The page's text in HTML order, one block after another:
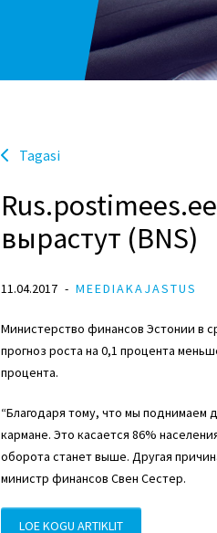
Tagasi
вырастут (BNS)
11.04.2017 MEEDIAKAJASTUS
Министерство финансов Эстонии в
прогноз роста на 0,1 процента
процента.
“Благодаря тому, что мы поднимаем
кармане. Это касается 86%
оборота станет выше. Другая
министр финансов Свен Сестер.
LOE KOGU ARTIKLIT